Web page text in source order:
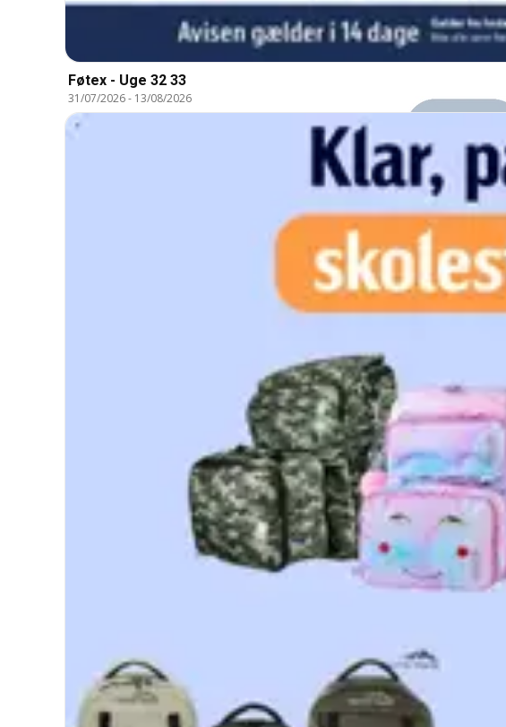
Føtex - Uge 32 33
31/07/2026- 13/08/2026